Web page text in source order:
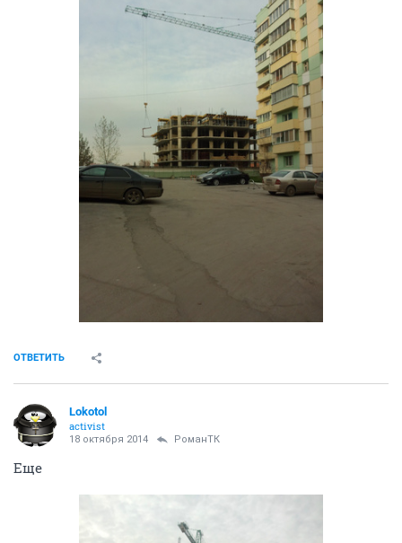
ОТВЕТИТЬ
Lokotol
activist
18 октября 2014 РоманТК
Еще